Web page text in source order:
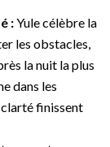
:Yule célèbre la
les obstacles,
la nuit la plus
dans les
clarté finissent